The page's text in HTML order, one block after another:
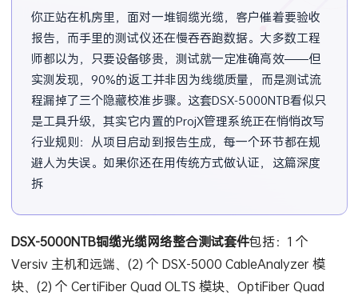
你正站在机房里，面对一堆铜缆光缆，客户催着要验收
报告，而手里的测试仪还在慢吞吞跑数据。大多数工程
师都以为，只要设备够贵，测试就一定准确高效——但
实测发现，90%的返工并非因为线缆质量，而是测试流
程漏掉了三个隐藏校准步骤。这套DSX-5000NTB看似只
是工具升级，其实它内置的ProjX管理系统正在悄悄改写
行业规则：从项目启动到报告生成，每一个环节都在规
避人为失误。如果你还在用传统方式做认证，这篇深度
拆解可能会让你发现，原来一
DSX-5000NTB铜缆光缆网络整合测试套件包括：1 个
Versiv 主机和远端、(2) 个 DSX-5000 CableAnalyzer 模
块、(2) 个 CertiFiber Quad OLTS 模块、OptiFiber Quad